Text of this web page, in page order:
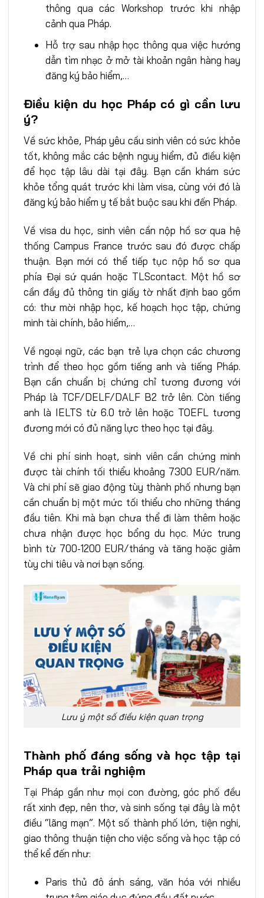
thông qua các Workshop trước khi nhập
cảnh qua Pháp.
Hỗ trợ sau nhập học thông qua việc hướng
dẫn tìm nhạc ở mở tài khoản ngân hàng hay
đăng ký bảo hiểm,…
Điều kiện du học Pháp có gì cần lưu
ý?
Về sức khỏe, Pháp yêu cầu sinh viên có sức khỏe
tốt, không mắc các bệnh nguy hiểm, đủ điều kiện
để học tập lâu dài tại đây. Bạn cần khám sức
khỏe tổng quát trước khi làm visa, cùng với đó là
đăng ký bảo hiểm y tế bắt buộc sau khi đến Pháp.
Về visa du học, sinh viên cần nộp hồ sơ qua hệ
thống Campus France trước sau đó được chấp
thuận. Bạn mới có thể tiếp tục nộp hồ sơ qua
phía Đại sứ quán hoặc TLScontact. Một hồ sơ
cần đầy đủ thông tin giấy tờ nhất định bao gồm
có: thư mời nhập học, kế hoạch học tập, chứng
minh tài chính, bảo hiểm,…
Về ngoại ngữ, các bạn trẻ lựa chọn các chương
trình để theo học gồm tiếng anh và tiếng Pháp.
Bạn cần chuẩn bị chứng chỉ tương đương với
Pháp là TCF/DELF/DALF B2 trở lên. Còn tiếng
anh là IELTS từ 6.0 trở lên hoặc TOEFL tương
đương mới có đủ năng lực theo học tại đây.
Về chi phí sinh hoạt, sinh viên cần chứng minh
được tài chính tối thiểu khoảng 7300 EUR/năm.
Và chi phí sẽ giao động tùy thành phố nhưng bạn
cần chuẩn bị một mức tối thiểu cho những tháng
đầu tiên. Khi mà bạn chưa thể đi làm thêm hoặc
chưa nhận được học bổng du học. Mức trung
bình từ 700-1200 EUR/tháng và tăng hoặc giảm
tùy chi tiêu và nơi bạn sống.
Lưu ý một số điều kiện quan trọng
Thành phố đáng sống và học tập tại
Pháp qua trải nghiệm
Tại Pháp gần như mọi con đường, góc phố đều
rất xinh đẹp, nên thơ, và sinh sống tại đây là một
điều “lãng mạn”. Một số thành phố lớn, tiện nghi,
giao thông thuận tiện cho việc sống và học tập có
thể kể đến như:
Paris thủ đô ánh sáng, văn hóa với nhiều